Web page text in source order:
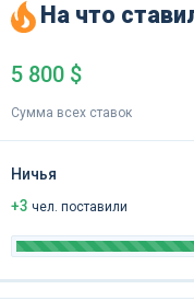
На что
5 800 $
Сумма всех ставок
Ничья
+3 чел. поставили